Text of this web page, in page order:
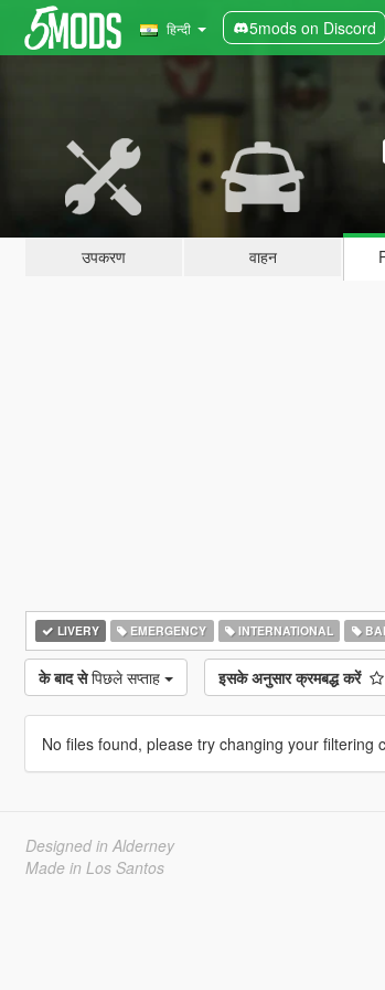
हिन्दी 5mods on Discord
उपकरण वाहन
LIVERY EMERGENCY INTERNATIONAL
के बाद से पिछले सप्ताह इसके अनुसार क्रमबद्ध करें
No files found, please try changing your filtering
Designed in Alderney
Made in Los Santos